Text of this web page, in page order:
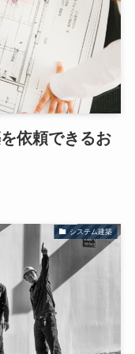
依頼できるお
システム建築